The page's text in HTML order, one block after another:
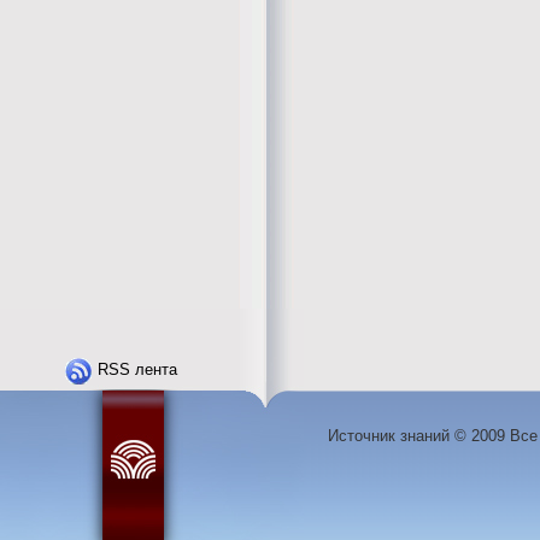
RSS лента
Источник знаний © 2009